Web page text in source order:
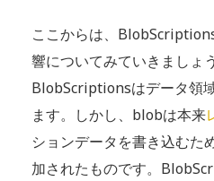
ここからは、
響についてみていきましょ
BlobScriptionsはデータ領
ます。しかし、blobは本来
ションデータを書き込むた
加されたものです。